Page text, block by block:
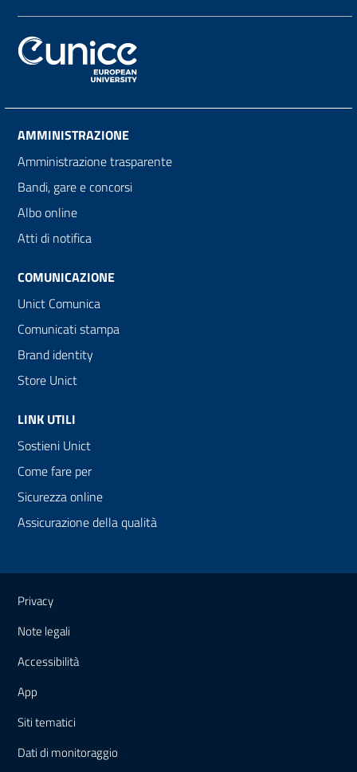
AMMINISTRAZIONE
Amministrazione trasparente
Bandi, gare e concorsi
Albo online
Atti di notifica
COMUNICAZIONE
Unict Comunica
Comunicati stampa
Brand identity
Store Unict
LINK UTILI
Sostieni Unict
Come fare per
Sicurezza online
Assicurazione della qualità
Link e informazioni utili
Privacy
Note legali
Accessibilità
App
Siti tematici
Dati di monitoraggio